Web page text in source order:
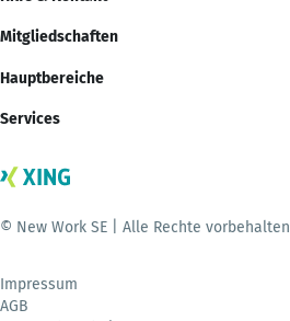
Mitgliedschaften
Hauptbereiche
Services
© New Work SE | Alle Rechte vorbehalten
Impressum
AGB